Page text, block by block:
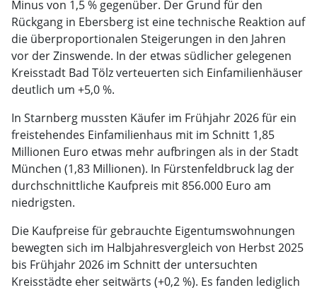
Minus von 1,5 % gegenüber. Der Grund für den
Rückgang in Ebersberg ist eine technische Reaktion auf
die überproportionalen Steigerungen in den Jahren
vor der Zinswende. In der etwas südlicher gelegenen
Kreisstadt Bad Tölz verteuerten sich Einfamilienhäuser
deutlich um +5,0 %.
In Starnberg mussten Käufer im Frühjahr 2026 für ein
freistehendes Einfamilienhaus mit im Schnitt 1,85
Millionen Euro etwas mehr aufbringen als in der Stadt
München (1,83 Millionen). In Fürstenfeldbruck lag der
durchschnittliche Kaufpreis mit 856.000 Euro am
niedrigsten.
Die Kaufpreise für gebrauchte Eigentumswohnungen
bewegten sich im Halbjahresvergleich von Herbst 2025
bis Frühjahr 2026 im Schnitt der untersuchten
Kreisstädte eher seitwärts (+0,2 %). Es fanden lediglich